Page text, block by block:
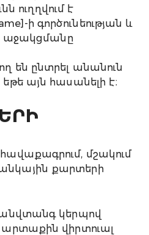
ուղղվում է
ի գործունեության և
են ընտրել անանուն
այն հասանելի է։
մշակում
քարտերի
անվտանգ կերպով
արտաքին վիրտուալ